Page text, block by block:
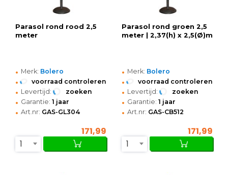
Parasol rond rood 2,5
meter
• Merk: Bolero
• voorraad controleren
• Levertijd: zoeken
• Garantie: 1 jaar
• Art.nr: GAS-GL304
171,99
1
Parasol rond groen 2,5
meter | 2,37(h) x 2,5(Ø)m
• Merk: Bolero
• voorraad controleren
• Levertijd: zoeken
• Garantie: 1 jaar
• Art.nr: GAS-CB512
171,99
1